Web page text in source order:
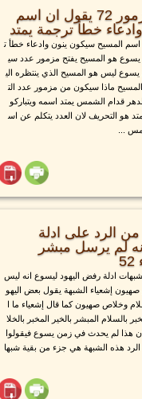
الرد على ادعاء ان مزمور 72 يقول ان اسم
خطأ ترجمة يمتد
المسيح سيكون ينون وادعاء خطأ ت
هو المسيح يفتح مزمور عدد سي
ليس هو المسيح الذي ينتظره الي
ماذا سيكون من مزمور عدد الت
قدام الشمس يمتد اسمه ويتباركو
هو التحريف لان العدد يتكلم عن اس
...
من الرد على ادلة
لم يرسل مبشر
شبهات ادلة رفض اليهود ليسوع انه ليس
إشعياء الشبهة يقول بعض اليهو
وخلاص صهيون كما قال إشعياء ما ا
المبشر بالخير المخبر بالخلا
هذا لم يحدث في زمن يسوع فيقولوا
هذه الشبهة هي جزء من بقية شبها